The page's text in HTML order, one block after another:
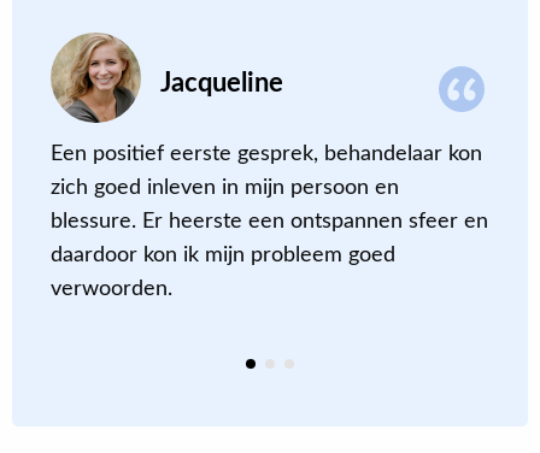
Jacqueline
Een positief eerste gesprek, behandelaar kon
zich goed inleven in mijn persoon en
blessure. Er heerste een ontspannen sfeer en
daardoor kon ik mijn probleem goed
verwoorden.